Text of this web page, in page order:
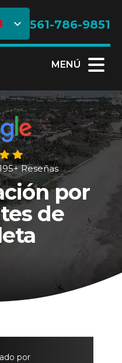
561-786-9851
MENÚ
Reseñas
por
de
por